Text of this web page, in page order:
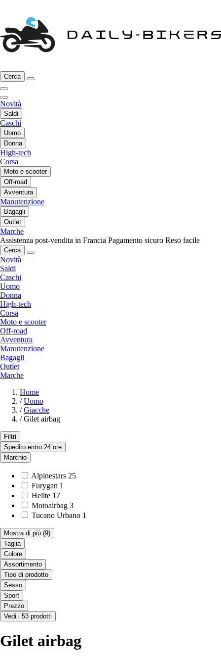
Cerca
Novità
Saldi
Caschi
Uomo
Donna
High-tech
Corsa
Moto e scooter
Off-road
Avventura
Manutenzione
Bagagli
Outlet
Marche
Assistenza post-vendita in Francia Pagamento sicuro Reso facile
Cerca
Novità
Saldi
Caschi
Uomo
Donna
High-tech
Corsa
Moto e scooter
Off-road
Avventura
Manutenzione
Bagagli
Outlet
Marche
Home
/ Uomo
/ Giacche
/ Gilet airbag
Filtri
Spedito entro 24 ore
Marchio
Alpinestars 25
Furygan 1
Helite 17
Motoairbag 3
Tucano Urbano 1
Mostra di più (9)
Taglia
Colore
Assortimento
Tipo di prodotto
Sesso
Sport
Prezzo
Vedi i 53 prodotti
Gilet airbag